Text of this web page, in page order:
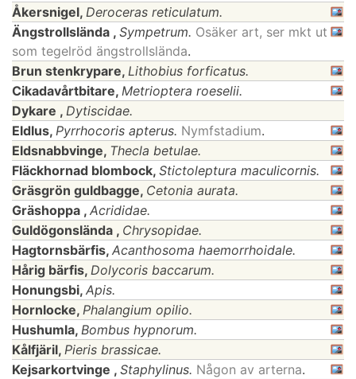
Åkersnigel, Deroceras reticulatum.
Ängstrollslända , Sympetrum. Osäker art, ser mkt ut
som tegelröd ängstrollslända.
Brun stenkrypare, Lithobius forficatus.
Cikadavårtbitare, Metrioptera roeselii.
Dykare , Dytiscidae.
Eldlus, Pyrrhocoris apterus. Nymfstadium.
Eldsnabbvinge, Thecla betulae.
Fläckhornad blombock, Stictoleptura maculicornis.
Gräsgrön guldbagge, Cetonia aurata.
Gräshoppa , Acrididae.
Guldögonslända , Chrysopidae.
Hagtornsbärfis, Acanthosoma haemorrhoidale.
Hårig bärfis, Dolycoris baccarum.
Honungsbi, Apis.
Hornlocke, Phalangium opilio.
Hushumla, Bombus hypnorum.
Kålfjäril, Pieris brassicae.
Kejsarkortvinge , Staphylinus. Någon av arterna.